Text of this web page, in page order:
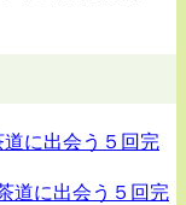
道に出会う５回完
道に出会う５回完